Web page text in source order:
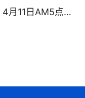
司物流业务暂停的更新通知